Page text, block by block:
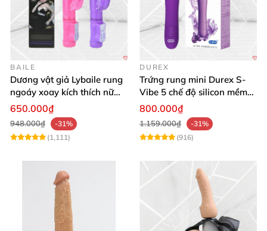
BAILE
Dương vật giả Lybaile rung
ngoáy xoay kích thích nữ
thủ dâm
650.000₫
948.000₫
-31%
(1,111)
DUREX
Trứng rung mini Durex S-
Vibe 5 chế độ silicon mềm
mịn cao cấp
800.000₫
1.159.000₫
-31%
(916)